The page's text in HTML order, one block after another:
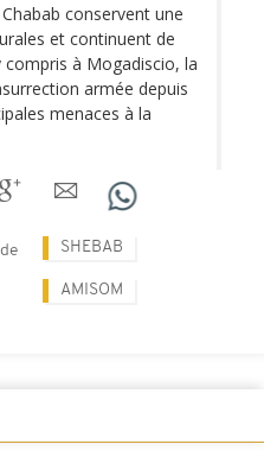
conservent une
et continuent de
à Mogadiscio, la
armée depuis
menaces à la
SHEBAB
AMISOM